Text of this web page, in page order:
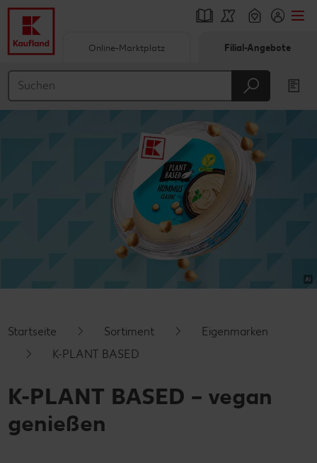
Hauptinhalt
Schwebender Seitenbereich
Online-Marktplatz Filial-Angebote
Startseite Sortiment
Eigenmarken
K-PLANT BASED
K-PLANT BASED – vegan
genießen